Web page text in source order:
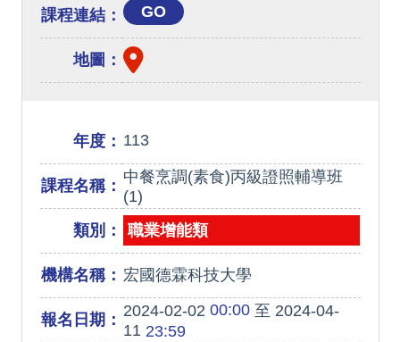
課程連結： GO
地圖：
年度： 113
課程名稱： 中餐烹調(素食)丙級證照輔導班
(1)
類別：
職業增能類
機構名稱： 宏國德霖科技大學
報名日期： 2024-02-02 00:00至 2024-04-
1123:59